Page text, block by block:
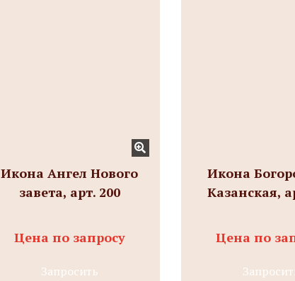
Икона Ангел Нового
завета, арт. 200
Цена по запросу
Запросить
Икона
Казанская,
Цена по